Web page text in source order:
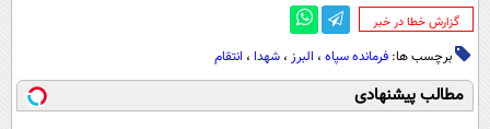
‌گزارش خطا در خبر
برچسب ها: فرمانده سپاه ، البرز ، شهدا ، انتقام
مطالب پیشنهادی